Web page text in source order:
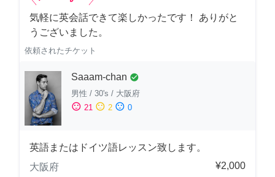
気軽に英会話できて楽しかったです！ ありがと
うございました。
依頼されたチケット
Saaam-chan check_circle
男性 / 30's / 大阪府
sentiment_satisfied 21 sentiment_neutral 2 sentiment_dissatisfied 0
英語またはドイツ語レッスン致します。
大阪府
¥2,000